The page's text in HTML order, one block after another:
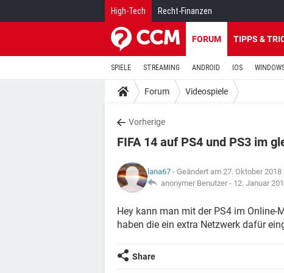
High-Tech Recht-Finanzen
FORUM TIPPS &
SPIELE STREAMING ANDROID IOS
Forum Videospiele
Vorherige
FIFA 14 auf PS4 und PS3 im
lana67 - Geändert am 27. Oktober 2018
anonymer Benutzer - 12. Januar
Hey kann man mit der PS4 im Online-
haben die ein extra Netzwerk dafür
Share